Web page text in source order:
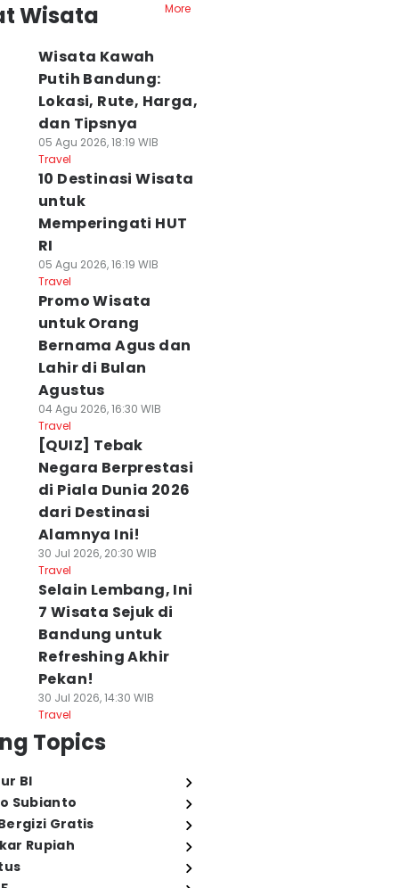
Wisata
More
Wisata Kawah
Putih Bandung:
Lokasi, Rute, Harga,
dan Tipsnya
05 Agu 2026, 18:19 WIB
Travel
10 Destinasi Wisata
untuk
Memperingati HUT
RI
05 Agu 2026, 16:19 WIB
Travel
Promo Wisata
untuk Orang
Bernama Agus dan
Lahir di Bulan
Agustus
04 Agu 2026, 16:30 WIB
Travel
[QUIZ] Tebak
Negara Berprestasi
di Piala Dunia 2026
dari Destinasi
Alamnya Ini!
30 Jul 2026, 20:30 WIB
Travel
Selain Lembang, Ini
7 Wisata Sejuk di
Bandung untuk
Refreshing Akhir
Pekan!
30 Jul 2026, 14:30 WIB
Travel
Topics
BI
Subianto
Gratis
Rupiah